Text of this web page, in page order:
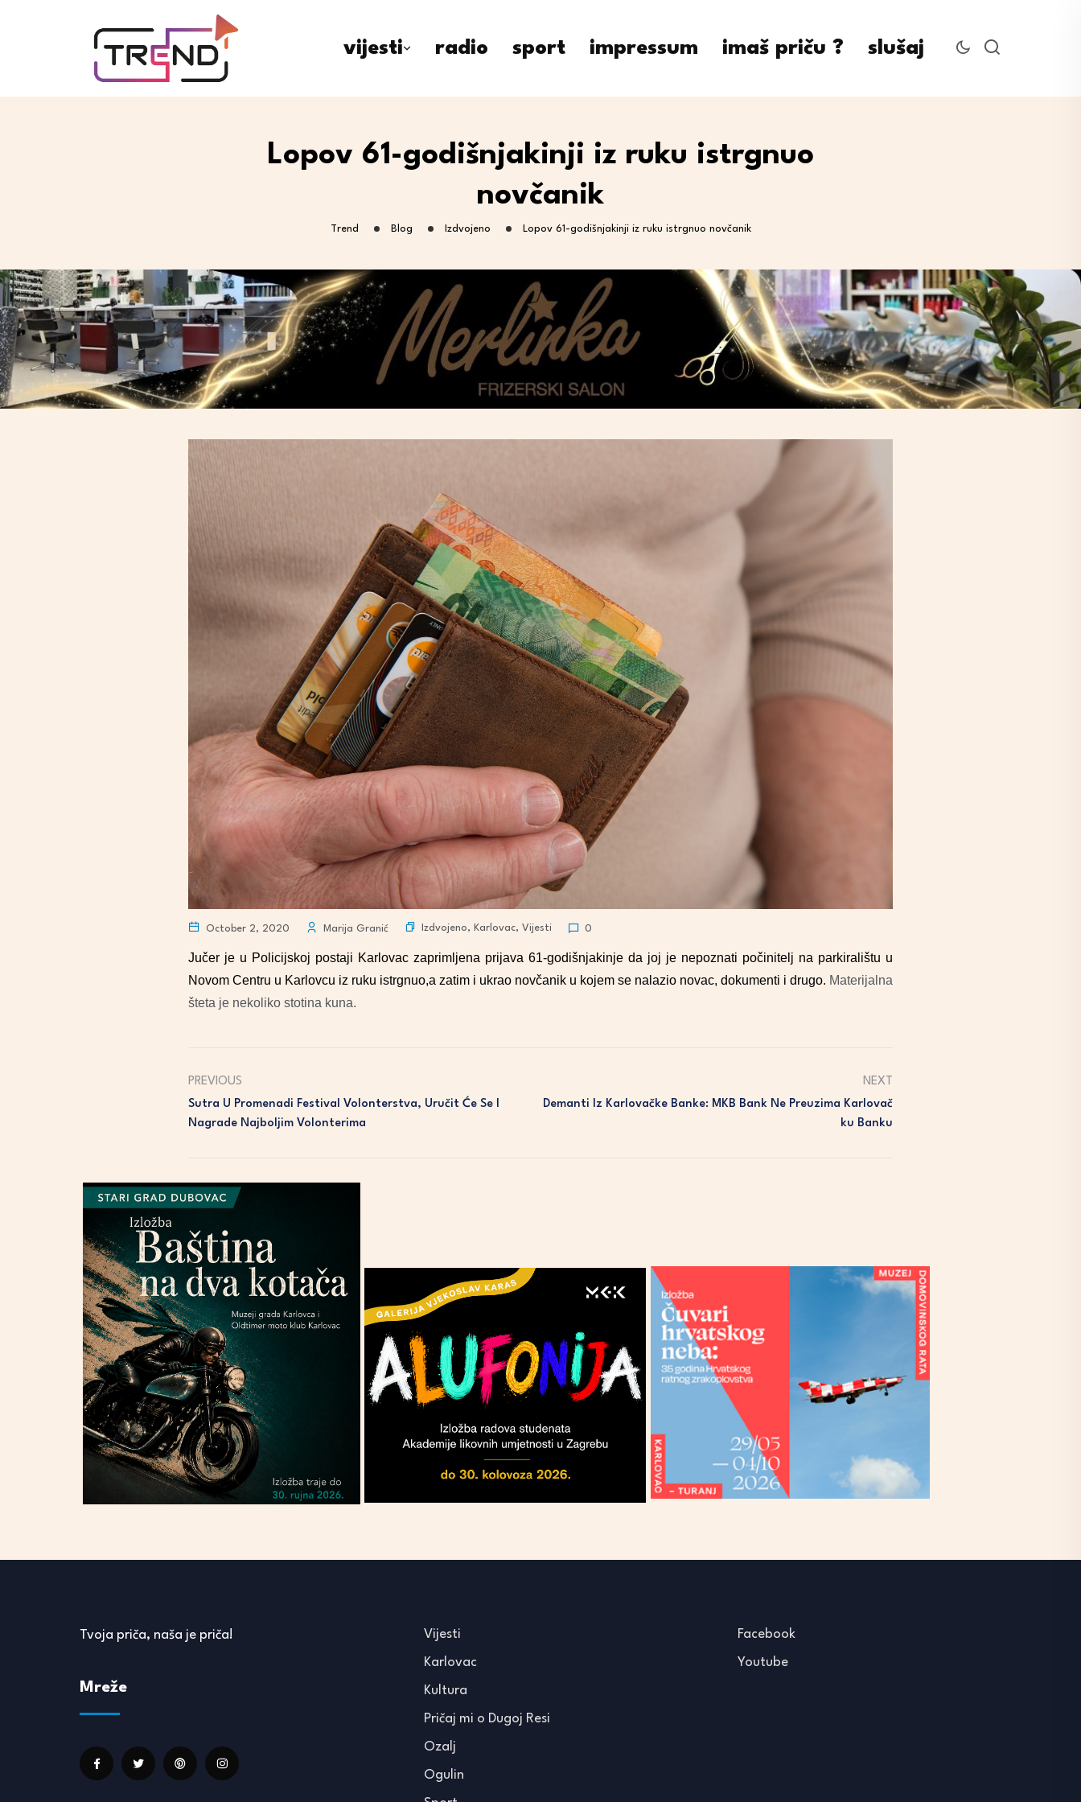
vijesti radio sport impressum imaš priču ? slušaj
Lopov 61-godišnjakinji iz ruku istrgnuo
novčanik
Trend Blog Izdvojeno Lopov 61-godišnjakinji iz ruku istrgnuo novčanik
October 2, 2020 Marija Granić Izdvojeno, Karlovac, Vijesti 0
Jučer je u Policijskoj postaji Karlovac zaprimljena prijava 61-godišnjakinje da joj je nepoznati počinitelj na parkiralištu u
Novom Centru u Karlovcu iz ruku istrgnuo,a zatim i ukrao novčanik u kojem se nalazio novac, dokumenti i drugo. Materijalna
šteta je nekoliko stotina kuna.
PREVIOUS
Sutra U Promenadi Festival Volonterstva, Uručit Će Se I
Nagrade Najboljim Volonterima
NEXT
Demanti Iz Karlovačke Banke: MKB Bank Ne Preuzima Karlovač
Ku Banku
Tvoja priča, naša je priča!
Mreže
Vijesti
Karlovac
Kultura
Pričaj mi o Dugoj Resi
Ozalj
Ogulin
Facebook
Youtube